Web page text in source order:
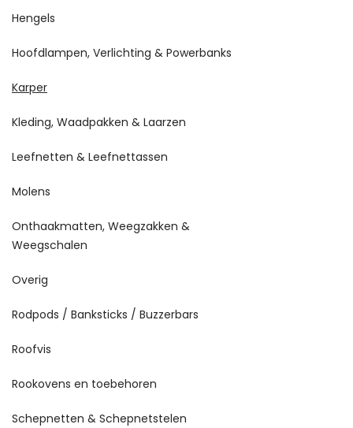
Hengels
Hoofdlampen, Verlichting & Powerbanks
Karper
Kleding, Waadpakken & Laarzen
Leefnetten & Leefnettassen
Molens
Onthaakmatten, Weegzakken &
Weegschalen
Overig
Rodpods / Banksticks / Buzzerbars
Roofvis
Rookovens en toebehoren
Schepnetten & Schepnetstelen